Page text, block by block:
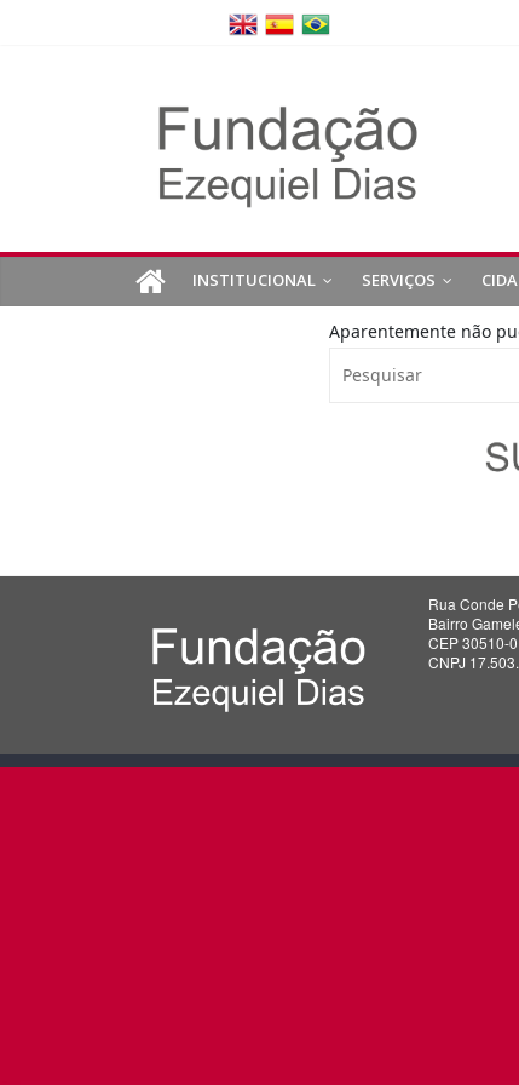
INSTITUCIONAL SERVIÇOS
Aparentemente não
Rua Conde
Bairro
CEP 30510-
CNPJ